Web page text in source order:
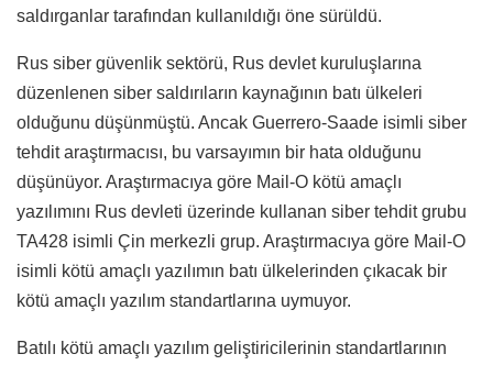
saldırganlar tarafından kullanıldığı öne sürüldü.
Rus siber güvenlik sektörü, Rus devlet kuruluşlarına
düzenlenen siber saldırıların kaynağının batı ülkeleri
olduğunu düşünmüştü. Ancak Guerrero-Saade isimli siber
tehdit araştırmacısı, bu varsayımın bir hata olduğunu
düşünüyor. Araştırmacıya göre Mail-O kötü amaçlı
yazılımını Rus devleti üzerinde kullanan siber tehdit grubu
TA428 isimli Çin merkezli grup. Araştırmacıya göre Mail-O
isimli kötü amaçlı yazılımın batı ülkelerinden çıkacak bir
kötü amaçlı yazılım standartlarına uymuyor.
Batılı kötü amaçlı yazılım geliştiricilerinin standartlarının